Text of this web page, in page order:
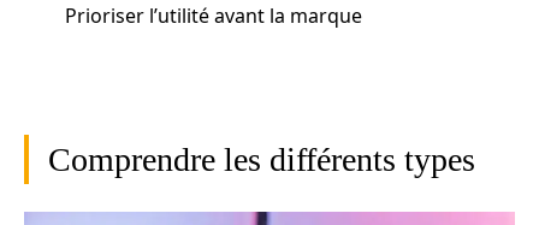
Prioriser l’utilité avant la marque
Comprendre les différents types